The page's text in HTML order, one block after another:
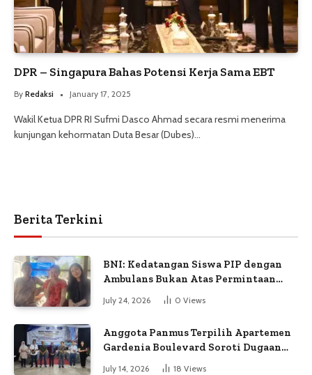
DPR – Singapura Bahas Potensi Kerja Sama EBT
By Redaksi January 17, 2025
Wakil Ketua DPR RI Sufmi Dasco Ahmad secara resmi menerima
kunjungan kehormatan Duta Besar (Dubes)…
Berita Terkini
BNI: Kedatangan Siswa PIP dengan
Ambulans Bukan Atas Permintaan
July 24, 2026 0 Views
Anggota Panmus Terpilih Apartemen
Gardenia Boulevard Soroti Dugaan
Kejanggalan Voting
July 14, 2026 18 Views